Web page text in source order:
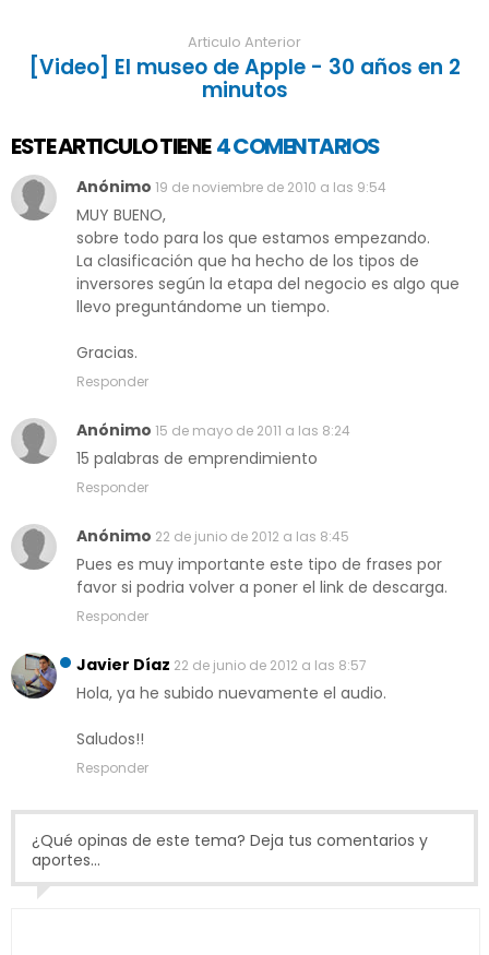
Articulo Anterior
[Video] El museo de Apple - 30 años en 2
minutos
ESTE ARTICULO TIENE 4 COMENTARIOS
Anónimo 19 de noviembre de 2010 a las 9:54
MUY BUENO,
sobre todo para los que estamos empezando.
La clasificación que ha hecho de los tipos de
inversores según la etapa del negocio es algo que
llevo preguntándome un tiempo.
Gracias.
Responder
Anónimo 15 de mayo de 2011 a las 8:24
15 palabras de emprendimiento
Responder
Anónimo 22 de junio de 2012 a las 8:45
Pues es muy importante este tipo de frases por
favor si podria volver a poner el link de descarga.
Responder
Javier Díaz 22 de junio de 2012 a las 8:57
Hola, ya he subido nuevamente el audio.
Saludos!!
Responder
¿Qué opinas de este tema? Deja tus comentarios y
aportes...